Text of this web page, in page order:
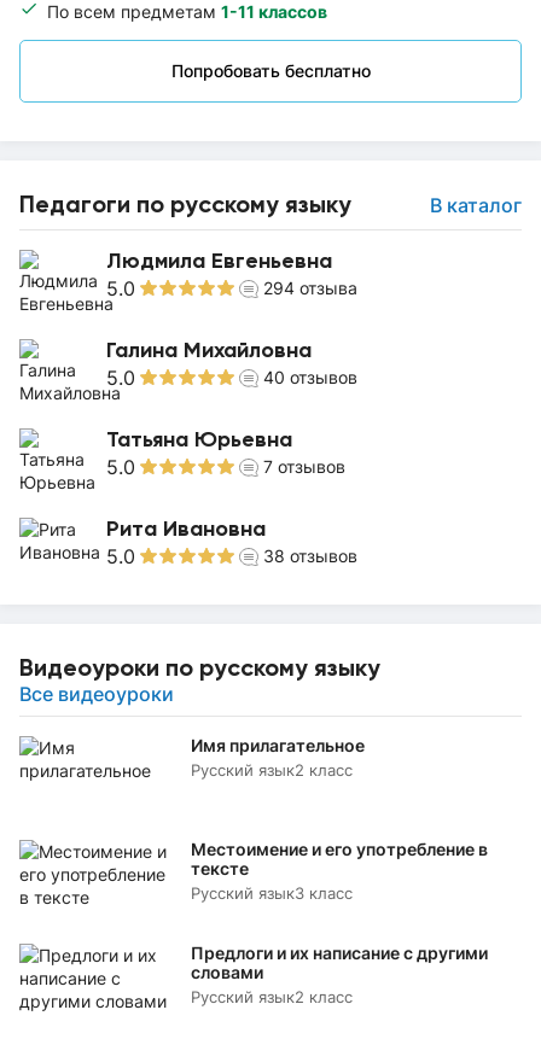
По всем предметам 1-11 классов
Попробовать бесплатно
Педагоги по русскому языку В каталог
Людмила Евгеньевна
5.0 294 отзыва
Галина Михайловна
5.0 40 отзывов
Татьяна Юрьевна
5.0 7 отзывов
Рита Ивановна
5.0 38 отзывов
Видеоуроки по русскому языку
Все видеоуроки
Имя прилагательное
Русский язык2 класс
Местоимение и его употребление в
тексте
Русский язык3 класс
Предлоги и их написание с другими
словами
Русский язык2 класс